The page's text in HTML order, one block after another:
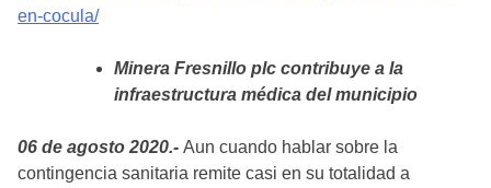
en-cocula/
Minera Fresnillo plc contribuye a la
infraestructura médica del municipio
06 de agosto 2020.- Aun cuando hablar sobre la
contingencia sanitaria remite casi en su totalidad a